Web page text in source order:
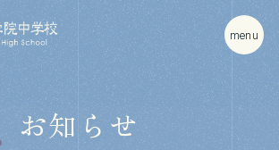
menu
お知らせ